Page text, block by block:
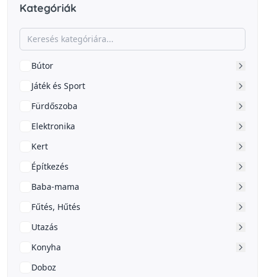
Kategóriák
Bútor
Játék és Sport
Fürdőszoba
Elektronika
Kert
Építkezés
Baba-mama
Fűtés, Hűtés
Utazás
Konyha
Doboz